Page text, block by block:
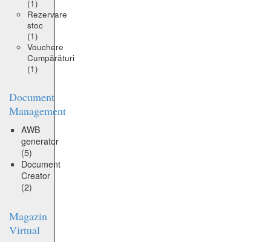
(1)
Rezervare
stoc
(1)
Vouchere
Cumpărături
(1)
Document
Management
AWB
generator
(5)
Document
Creator
(2)
Magazin
Virtual